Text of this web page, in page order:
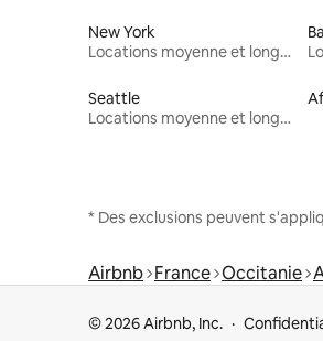
New York
Locations moyenne et longue durée
Seattle
Locations moyenne et longue durée
* Des exclusions peuvent
Airbnb France Occitanie
© 2026 Airbnb, Inc.